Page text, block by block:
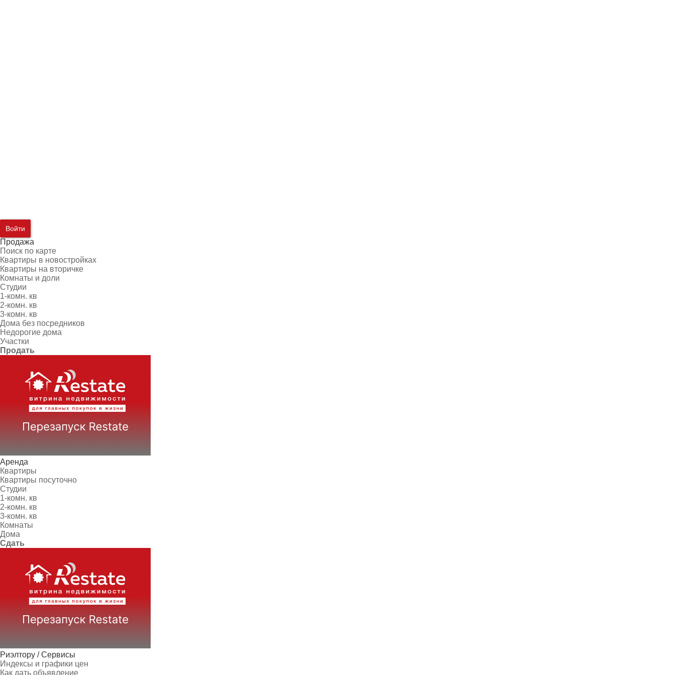
Войти
Продажа
Поиск по карте
Квартиры в новостройках
Квартиры на вторичке
Комнаты и доли
Студии
1-комн. кв
2-комн. кв
3-комн. кв
Дома без посредников
Недорогие дома
Участки
Продать
Аренда
Квартиры
Квартиры посуточно
Студии
1-комн. кв
2-комн. кв
3-комн. кв
Комнаты
Дома
Сдать
Риэлтору / Сервисы
Индексы и графики цен
Как дать объявление